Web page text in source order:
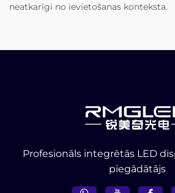
neatkarīgi no ievietošanas konteksta.
Profesionāls integrētās LED
piegādātājs